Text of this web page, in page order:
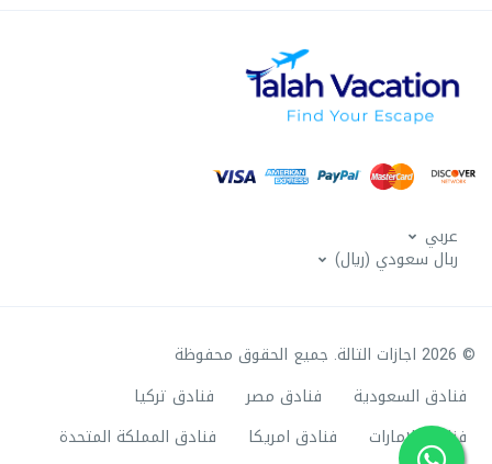
عربي
ربال سعودي (ريال)
© 2026 اجازات التالة. جميع الحقوق محفوظة
فنادق السعودية
فنادق مصر
فنادق تركيا
فنادق الامارات
فنادق امريكا
فنادق المملكة المتحدة